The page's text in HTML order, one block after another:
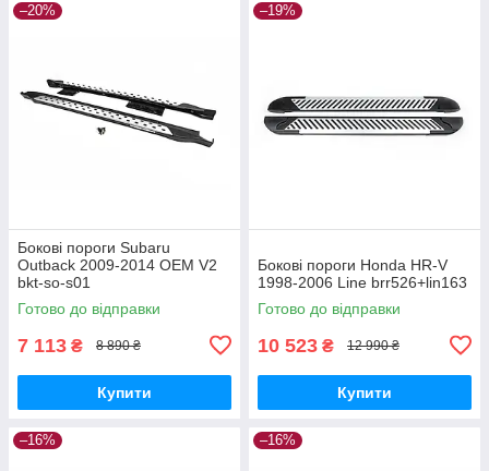
–20%
Бокові пороги Subaru
Outback 2009-2014 OEM V2
bkt-so-s01
Готово до відправки
7 113 ₴ 8 890 ₴
Купити
–19%
Бокові пороги Honda HR-V
1998-2006 Line brr526+lin163
Готово до відправки
10 523 ₴ 12 990 ₴
Купити
–16% –16%